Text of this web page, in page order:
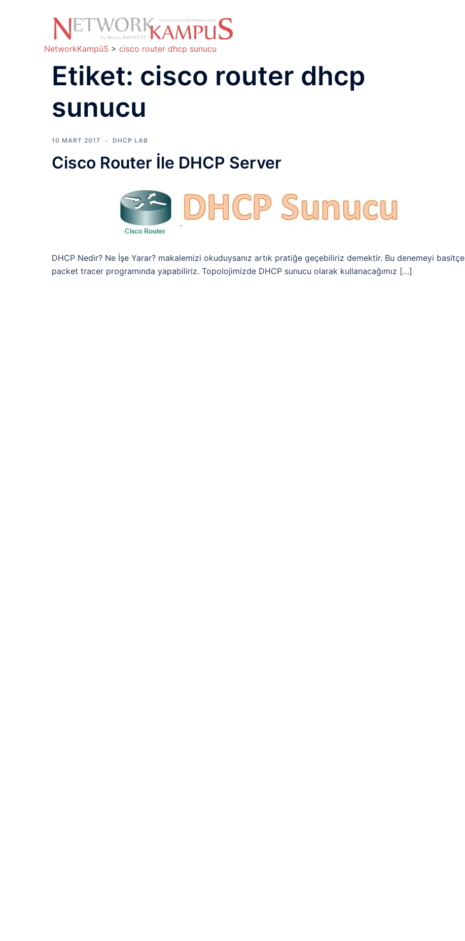
NetworkKampüS > cisco router dhcp sunucu
Etiket: cisco router dhcp
sunucu
10 MART 2017 DHCP LAB
Cisco Router İle DHCP Server
DHCP Nedir? Ne İşe Yarar? makalemizi okuduysanız artık pratiğe geçebiliriz demektir. Bu denemeyi basitçe
packet tracer programında yapabiliriz. Topolojimizde DHCP sunucu olarak kullanacağımız […]